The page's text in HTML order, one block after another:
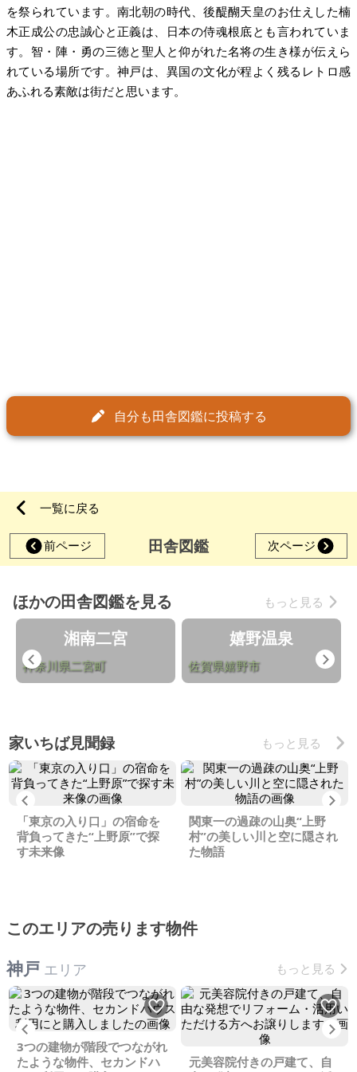
を祭られています。南北朝の時代、後醍醐天皇のお仕えした楠
木正成公の忠誠心と正義は、日本の侍魂根底とも言われていま
す。智・陣・勇の三徳と聖人と仰がれた名将の生き様が伝えら
れている場所です。神戸は、異国の文化が程よく残るレトロ感
あふれる素敵は街だと思います。
自分も田舎図鑑に投稿する
一覧に戻る
前ページ 田舎図鑑 次ページ
ほかの田舎図鑑を見る もっと見る
Previous
湘南二宮
神奈川県二宮町
嬉野温泉
佐賀県嬉野市
家いちば見聞録 もっと見る
Previous
「東京の入り口」の宿命を
背負ってきた“上野原”で探
す未来像
関東一の過疎の山奥“上野
村”の美しい川と空に隠され
た物語
このエリアの売ります物件
神戸 エリア もっと見る
Previous
3つの建物が階段でつながれ
たような物件、セカンドハ
元美容院付きの戸建て、自